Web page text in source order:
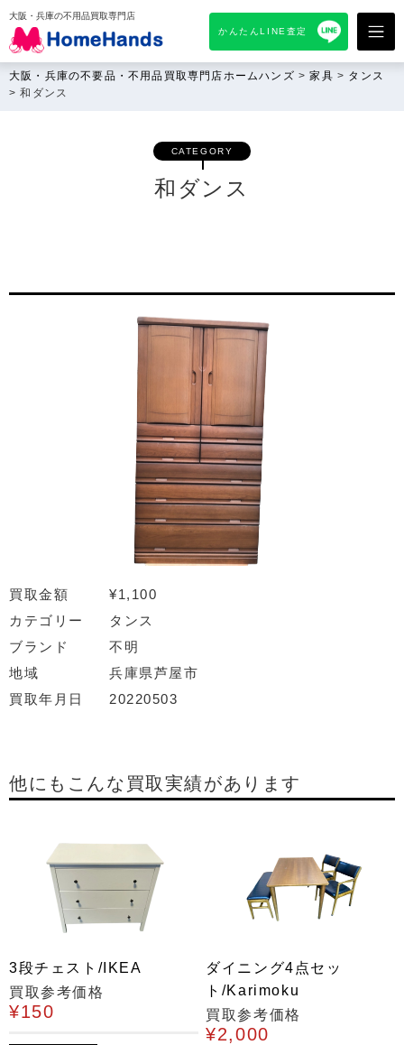
大阪・兵庫の不用品買取専門店
かんたんLINE査定
大阪・兵庫の不要品・不用品買取専門店ホームハンズ >家具 > タンス
>和ダンス
CATEGORY
和ダンス
買取金額
¥1,100
カテゴリー
タンス
ブランド
不明
地域
兵庫県芦屋市
買取年月日
20220503
他にもこんな買取実績があります
3段チェスト/IKEA
買取参考価格
¥150
ダイニング4点セッ
ト/Karimoku
買取参考価格
¥2,000